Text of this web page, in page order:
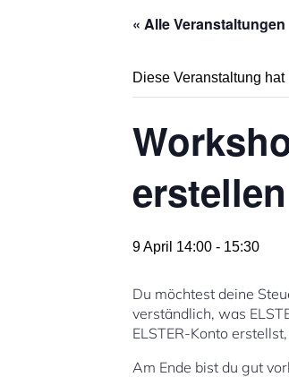
« Alle Veranstaltungen
Diese Veranstaltung
9 April 14:00 - 15:30
Du möchtest deine
verständlich, was
ELSTER-Konto
Am Ende bist du gut